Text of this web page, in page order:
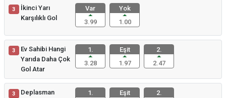
3
İkinci Yarı
Karşılıklı Gol
Var
3.99
Yok
1.00
3
Ev Sahibi Hangi
Yarıda Daha Çok
Gol Atar
1.
3.28
Eşit
1.97
2.
2.47
3
Deplasman
1.
Eşit
2.